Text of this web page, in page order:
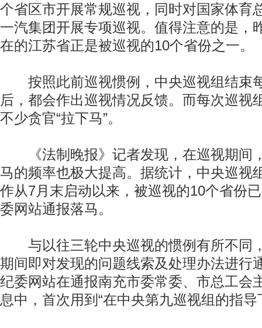
个省区市开展常规巡视，同时对国家体育
一汽集团开展专项巡视。值得注意的是，
在的江苏省正是被巡视的10个省份之一。
按照此前巡视惯例，中央巡视组结束
后，都会作出巡视情况反馈。而每次巡视
不少贪官“拉下马”。
《法制晚报》记者发现，在巡视期间
马的频率也极大提高。据统计，中央巡视
作从7月末启动以来，被巡视的10个省份
委网站通报落马。
与以往三轮中央巡视的惯例有所不同
期间即对发现的问题线索及处理办法进行
纪委网站在通报南充市委常委、市总工会
息中，首次用到“在中央第九巡视组的指导